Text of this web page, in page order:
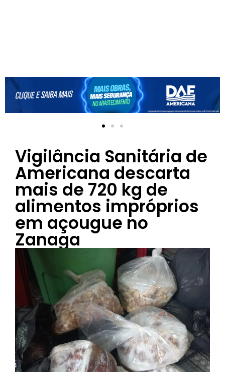
Vigilância Sanitária de
Americana descarta
mais de 720 kg de
alimentos impróprios
em açougue no
Zanaga